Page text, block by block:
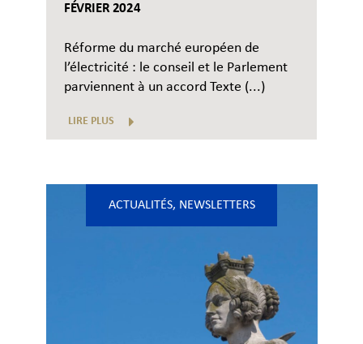
FÉVRIER 2024
Réforme du marché européen de
l’électricité : le conseil et le Parlement
parviennent à un accord Texte (...)
LIRE PLUS
ACTUALITÉS, NEWSLETTERS